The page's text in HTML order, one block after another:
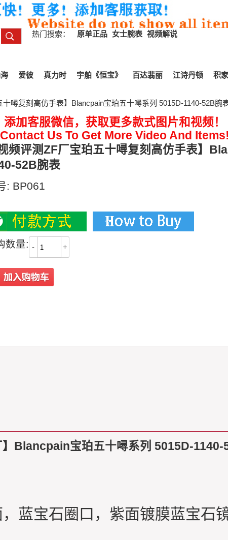
热门搜索： 原单正品 女士腕表 视频解说
爱彼 真力时 宇舶《恒宝》 百达翡丽 江诗丹顿 积家
噚复刻高仿手表】Blancpain宝珀五十噚系列 5015D-1140-52B腕
添加客服微信，获取更多款式图片和视频！
Contact Us To Get More Video And
视频评测ZF厂宝珀五十噚复刻高仿手表】
52B腕表
: BP061
数量: - +
】Blancpain宝珀五十噚系列 5015D-1140-
蓝宝石圈口，紫面镀膜蓝宝石